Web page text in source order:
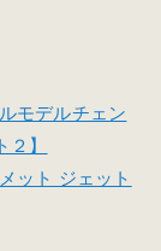
モデルチェン
】
ット ジェット